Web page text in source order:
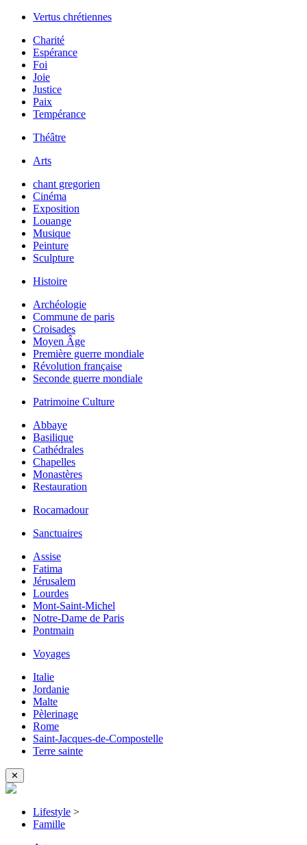
Vertus chrétiennes
Charité
Espérance
Foi
Joie
Justice
Paix
Tempérance
Théâtre
Arts
chant gregorien
Cinéma
Exposition
Louange
Musique
Peinture
Sculpture
Histoire
Archéologie
Commune de paris
Croisades
Moyen Âge
Première guerre mondiale
Révolution française
Seconde guerre mondiale
Patrimoine Culture
Abbaye
Basilique
Cathédrales
Chapelles
Monastères
Restauration
Rocamadour
Sanctuaires
Assise
Fatima
Jérusalem
Lourdes
Mont-Saint-Michel
Notre-Dame de Paris
Pontmain
Voyages
Italie
Jordanie
Malte
Pèlerinage
Rome
Saint-Jacques-de-Compostelle
Terre sainte
✕
Lifestyle >
Famille